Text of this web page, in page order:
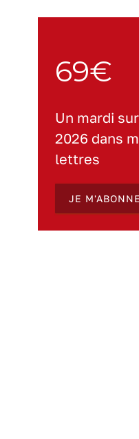
69€
Un mardi
2026 dans
lettres
JE M'ABONNE